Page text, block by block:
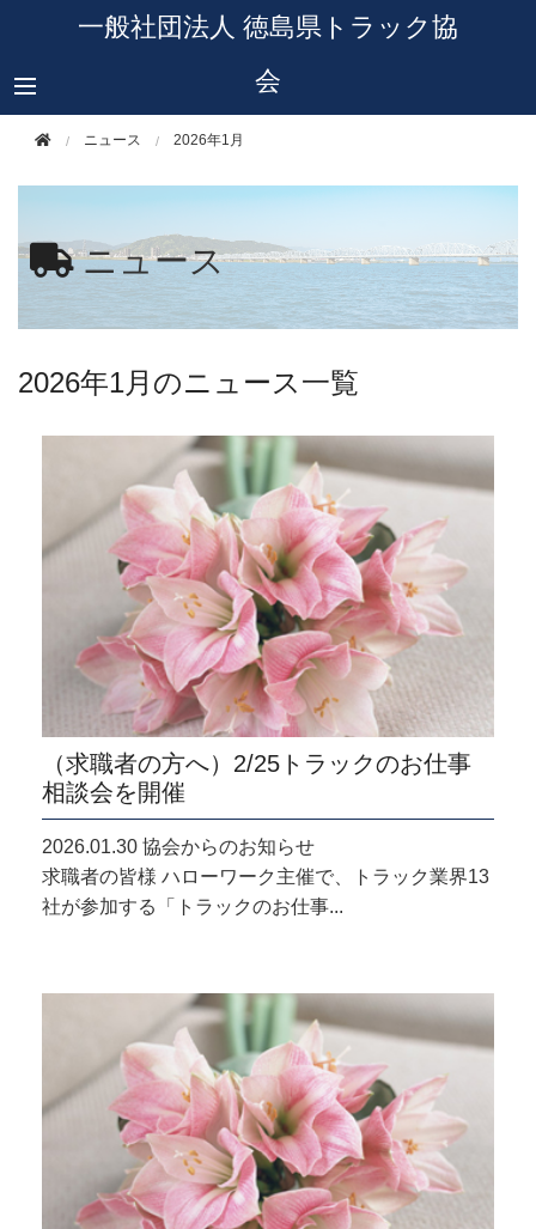
一般社団法人 徳島県トラック協
会
ニュース 2026年1月
ニュース
2026年1月のニュース一覧
（求職者の方へ）2/25トラックのお仕事
相談会を開催
2026.01.30 協会からのお知らせ
求職者の皆様 ハローワーク主催で、トラック業界13
社が参加する「トラックのお仕事...